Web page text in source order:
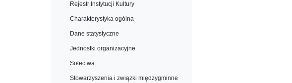
Rejestr Instytucji Kultury
Charakterystyka ogólna
Dane statystyczne
Jednostki organizacyjne
Sołectwa
Stowarzyszenia i związki międzygminne